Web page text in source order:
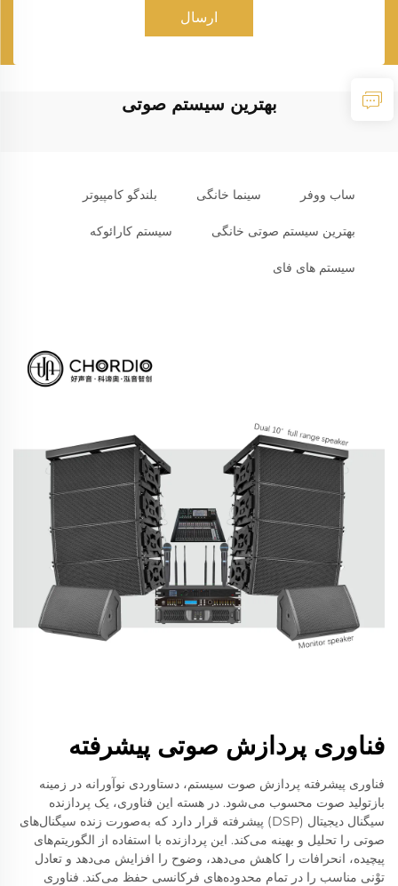
ارسال
بهترین سیستم صوتی
ساب ووفر سینما خانگی بلندگو کامپیوتر
بهترین سیستم صوتی خانگی سیستم کارائوکه
سیستم های فای
فناوری پردازش صوتی پیشرفته
فناوری پیشرفته پردازش صوت سیستم، دستاوردی نوآورانه در زمینه
بازتولید صوت محسوب می‌شود. در هسته این فناوری، یک پردازنده
سیگنال دیجیتال (DSP) پیشرفته قرار دارد که به‌صورت زنده سیگنال‌های
صوتی را تحلیل و بهینه می‌کند. این پردازنده با استفاده از الگوریتم‌های
پیچیده، انحرافات را کاهش می‌دهد، وضوح را افزایش می‌دهد و تعادل
توْنی مناسب را در تمام محدوده‌های فرکانسی حفظ می‌کند. فناوری